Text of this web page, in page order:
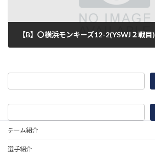
【B】〇横浜モンキーズ12-2(YSWJ２戦目)
チーム紹介
選手紹介